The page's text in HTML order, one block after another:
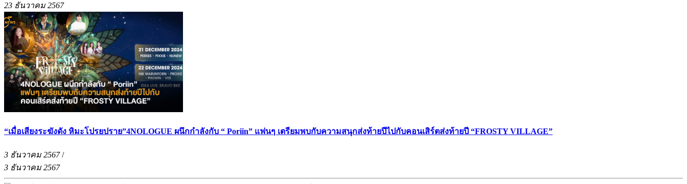
23 ธันวาคม 2567
“เมื่อเสียงระฆังดัง หิมะโปรยปราย”4NOLOGUE ผนึกกำลังกับ “ Poriin” แฟนๆ เตรียมพบกับความสนุกส่งท้ายปีไปกับคอนเสิร์ตส่งท้ายปี “FROSTY VILLAGE”
3 ธันวาคม 2567/
3 ธันวาคม 2567